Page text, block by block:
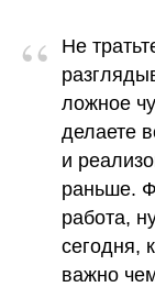
“
Не
ложное
делаете
и
раньше.
работа,
сегодня,
важно